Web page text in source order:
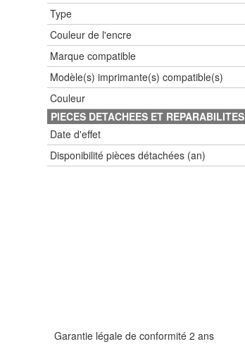
Type
Couleur de l'encre
Marque compatible
Modèle(s) imprimante(s) compatible(s)
Couleur
PIECES DETACHEES ET REPARABILITES
Date d'effet
Disponibilité pièces détachées (an)
Garantie légale de conformité 2 ans